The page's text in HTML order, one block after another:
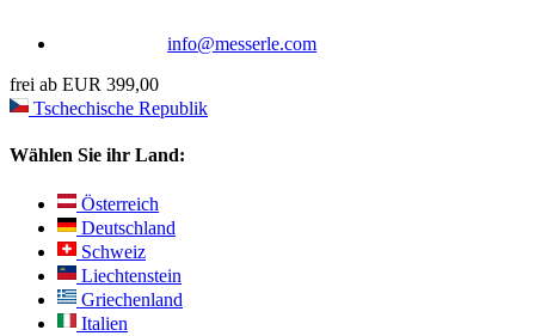
info@messerle.com
frei ab EUR 399,00
Tschechische Republik
Wählen Sie ihr Land:
Österreich
Deutschland
Schweiz
Liechtenstein
Griechenland
Italien